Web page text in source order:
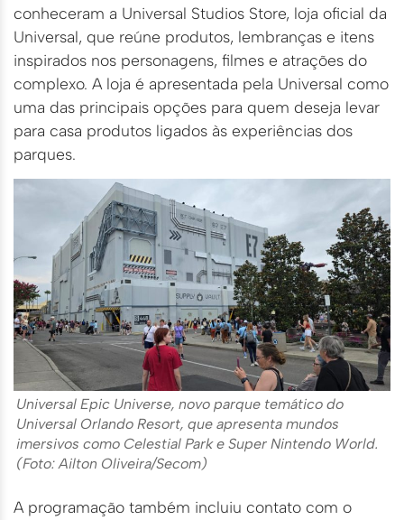
conheceram a Universal Studios Store, loja oficial da
Universal, que reúne produtos, lembranças e itens
inspirados nos personagens, filmes e atrações do
complexo. A loja é apresentada pela Universal como
uma das principais opções para quem deseja levar
para casa produtos ligados às experiências dos
parques.
Universal Epic Universe, novo parque temático do
Universal Orlando Resort, que apresenta mundos
imersivos como Celestial Park e Super Nintendo World.
(Foto: Ailton Oliveira/Secom)
A programação também incluiu contato com o